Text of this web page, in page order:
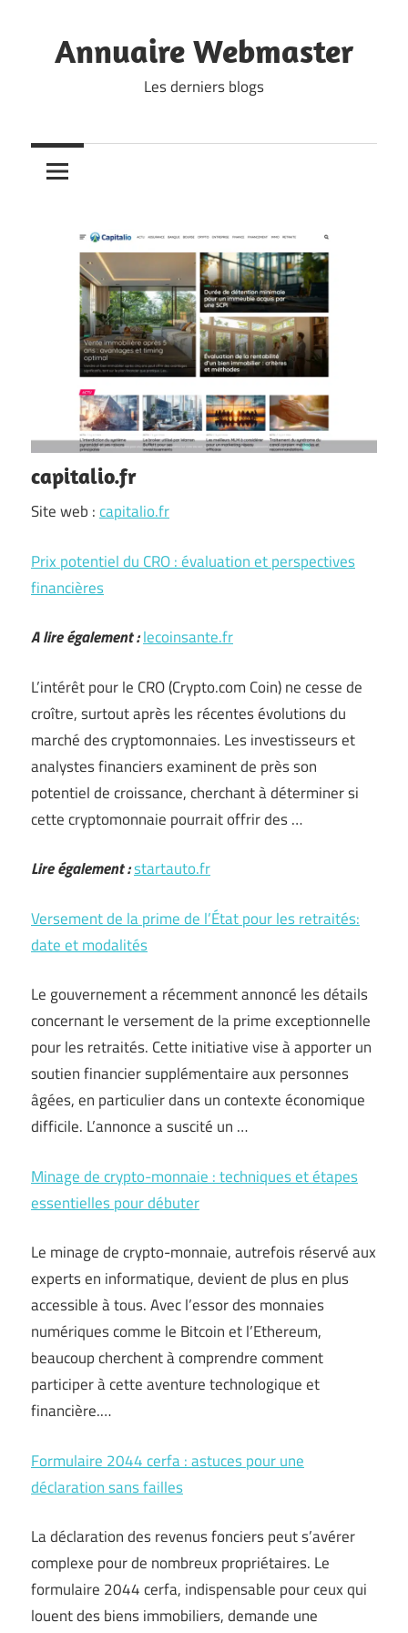
content
Annuaire Webmaster
Les derniers blogs
capitalio.fr
Site web :capitalio.fr
Prix potentiel du CRO : évaluation et perspectives
financières
A lire également :lecoinsante.fr
L’intérêt pour le CRO (Crypto.com Coin) ne cesse de
croître, surtout après les récentes évolutions du
marché des cryptomonnaies. Les investisseurs et
analystes financiers examinent de près son
potentiel de croissance, cherchant à déterminer si
cette cryptomonnaie pourrait offrir des …
Lire également :startauto.fr
Versement de la prime de l’État pour les retraités:
date et modalités
Le gouvernement a récemment annoncé les détails
concernant le versement de la prime exceptionnelle
pour les retraités. Cette initiative vise à apporter un
soutien financier supplémentaire aux personnes
âgées, en particulier dans un contexte économique
difficile. L’annonce a suscité un …
Minage de crypto-monnaie : techniques et étapes
essentielles pour débuter
Le minage de crypto-monnaie, autrefois réservé aux
experts en informatique, devient de plus en plus
accessible à tous. Avec l’essor des monnaies
numériques comme le Bitcoin et l’Ethereum,
beaucoup cherchent à comprendre comment
participer à cette aventure technologique et
financière.…
Formulaire 2044 cerfa : astuces pour une
déclaration sans failles
La déclaration des revenus fonciers peut s’avérer
complexe pour de nombreux propriétaires. Le
formulaire 2044 cerfa, indispensable pour ceux qui
louent des biens immobiliers, demande une